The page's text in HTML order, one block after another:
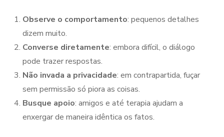
Observe o comportamento: pequenos detalhes
dizem muito.
Converse diretamente: embora difícil, o diálogo
pode trazer respostas.
Não invada a privacidade: em contrapartida, fuçar
sem permissão só piora as coisas.
Busque apoio: amigos e até terapia ajudam a
enxergar de maneira idêntica os fatos.